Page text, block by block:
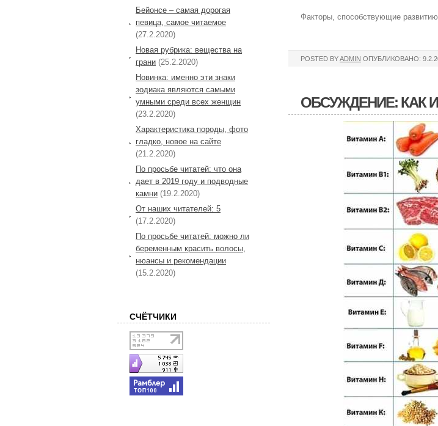
Факторы, способствующие
POSTED BYADMIN ОПУБЛИКОВАНО:
ОБСУЖДЕНИЕ: КАК
Бейонсе – самая дорогая
певица, самое читаемое
(27.2.2020)
Новая рубрика: вещества на
грани (25.2.2020)
Новинка: именно эти знаки
зодиака являются самыми
умными среди всех женщин
(23.2.2020)
Характеристика породы, фото
гладко, новое на сайте
(21.2.2020)
По просьбе читатей: что она
дает в 2019 году и подводные
камни (19.2.2020)
От наших читателей: 5
(17.2.2020)
По просьбе читатей: можно ли
беременным красить волосы,
нюансы и рекомендации
(15.2.2020)
СЧЁТЧИКИ